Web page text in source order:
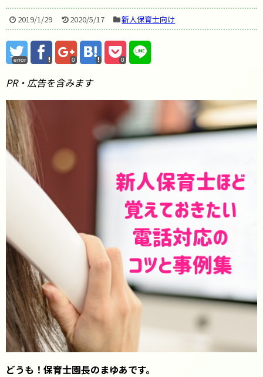
2019/1/29 2020/5/17 新人保育士向け
error 0 0
PR・広告を含みます
どうも！保育士園長のまゆあです。